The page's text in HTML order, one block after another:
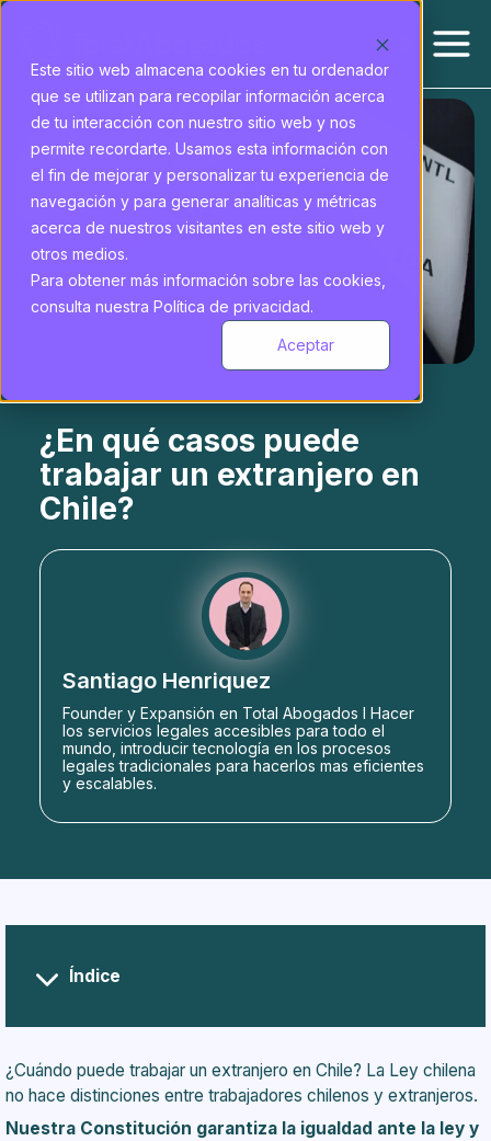
Este sitio web almacena cookies en tu ordenador
que se utilizan para recopilar información acerca
de tu interacción con nuestro sitio web y nos
permite recordarte. Usamos esta información con
el fin de mejorar y personalizar tu experiencia de
navegación y para generar analíticas y métricas
acerca de nuestros visitantes en este sitio web y
otros medios.
Para obtener más información sobre las cookies,
consulta nuestra Política de privacidad.
Aceptar
¿En qué casos puede
trabajar un extranjero en
Chile?
Santiago Henriquez
Founder y Expansión en Total Abogados l Hacer
los servicios legales accesibles para todo el
mundo, introducir tecnología en los procesos
legales tradicionales para hacerlos mas eficientes
y escalables.
Índice
¿En qué consiste la permanencia definitiva?
extranjero en Chile
¿Puedo obtener un permiso de trabajo con visa en
trámite?
¿Cuándo puede trabajar un extranjero en Chile? La Ley chilena
no hace distinciones entre trabajadores chilenos y extranjeros.
Nuestra Constitución garantiza la igualdad ante la ley y